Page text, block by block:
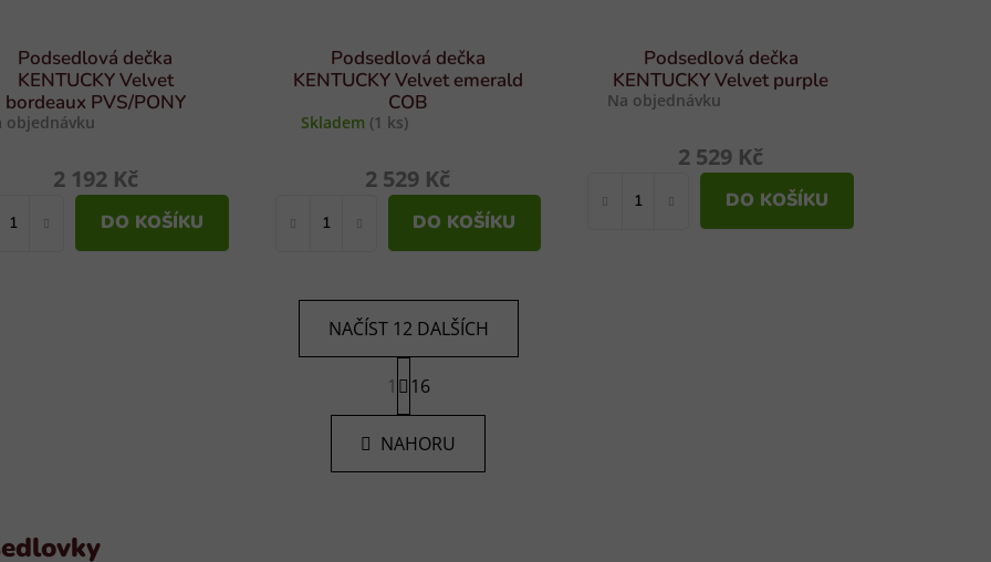
Podsedlová dečka
KENTUCKY Velvet
bordeaux PVS/PONY
objednávku
2 192 Kč
DO KOŠÍKU
Podsedlová dečka
KENTUCKY Velvet emerald
COB
Skladem (1 ks)
2 529 Kč
DO KOŠÍKU
Podsedlová dečka
KENTUCKY Velvet purple
Na objednávku
2 529 Kč
DO KOŠÍKU
O
v
l
á
NAČÍST 12 DALŠÍCH
S
t
r
n
k
1 16
NAHORU